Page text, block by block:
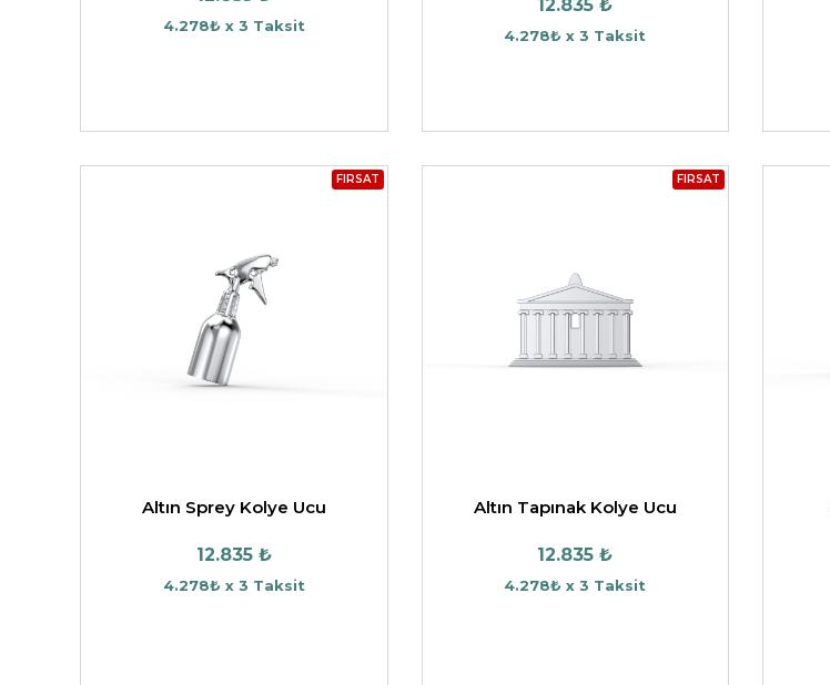
4.278₺ x 3 Taksit
12.835 ₺
4.278₺ x 3 Taksit
FIRSAT
Altın Sprey Kolye Ucu
12.835 ₺
4.278₺ x 3 Taksit
FIRSAT
Altın Tapınak Kolye Ucu
12.835 ₺
4.278₺ x 3 Taksit